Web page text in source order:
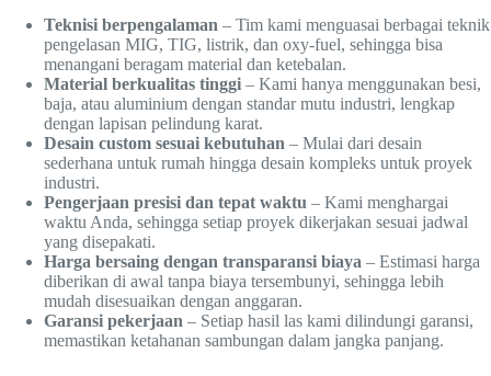
Teknisi berpengalaman – Tim kami menguasai berbagai teknik
pengelasan MIG, TIG, listrik, dan oxy-fuel, sehingga bisa
menangani beragam material dan ketebalan.
Material berkualitas tinggi – Kami hanya menggunakan besi,
baja, atau aluminium dengan standar mutu industri, lengkap
dengan lapisan pelindung karat.
Desain custom sesuai kebutuhan – Mulai dari desain
sederhana untuk rumah hingga desain kompleks untuk proyek
industri.
Pengerjaan presisi dan tepat waktu – Kami menghargai
waktu Anda, sehingga setiap proyek dikerjakan sesuai jadwal
yang disepakati.
Harga bersaing dengan transparansi biaya – Estimasi harga
diberikan di awal tanpa biaya tersembunyi, sehingga lebih
mudah disesuaikan dengan anggaran.
Garansi pekerjaan – Setiap hasil las kami dilindungi garansi,
memastikan ketahanan sambungan dalam jangka panjang.